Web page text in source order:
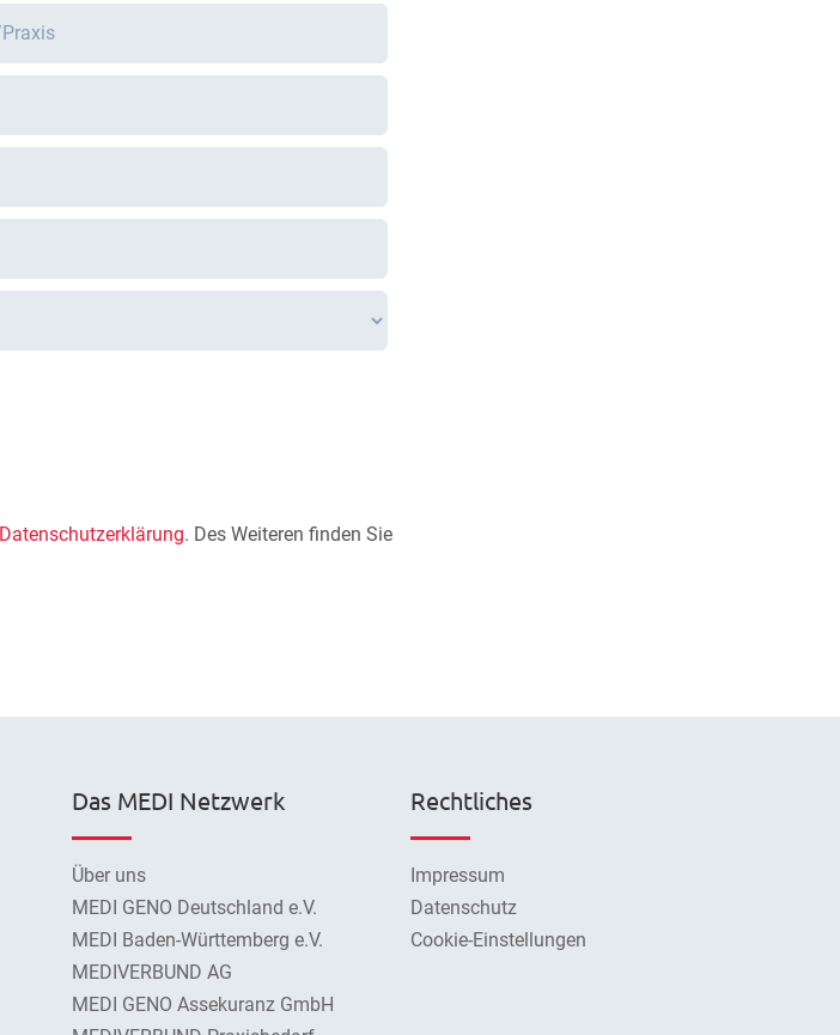
Datenschutzerklärung. Des Weiteren finden Sie
Das MEDI Netzwerk
Über uns
MEDI GENO Deutschland e.V.
MEDI Baden-Württemberg e.V.
MEDIVERBUND AG
MEDI GENO Assekuranz GmbH
Rechtliches
Impressum
Datenschutz
Cookie-Einstellungen